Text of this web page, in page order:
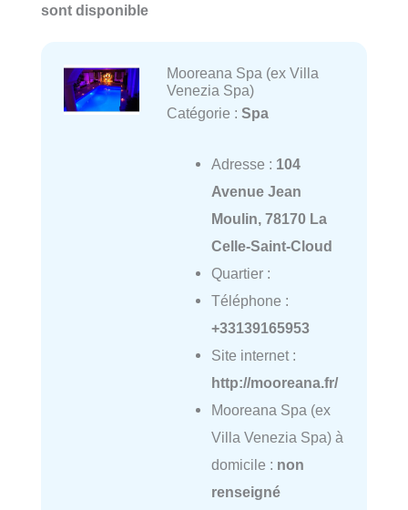
sont disponible
Mooreana Spa (ex Villa
Venezia Spa)
Catégorie : Spa
Adresse : 104
Avenue Jean
Moulin, 78170 La
Celle-Saint-Cloud
Quartier :
Téléphone :
+33139165953
Site internet :
http://mooreana.fr/
Mooreana Spa (ex
Villa Venezia Spa) à
domicile : non
renseigné